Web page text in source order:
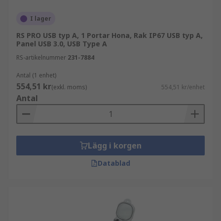
Typiska användningsområden är:
Datorer och kringutrustning
Inbyggda system och styrkort
Mät- och testutrustning
Laddning och strömförsörjning av
elektronik
Olika typer av USB-kontakter
USB-kontakter finns i flera utföranden beroende
på standard, formfaktor och monteringssätt.
I lager
RS PRO USB typ A, 1 Portar Hona, Rak IP67 USB typ A,
Panel USB 3.0, USB Type A
RS-artikelnummer 231-7884
Antal (1 enhet)
554,51 kr(exkl. moms) 554,51 kr/enhet
Antal
Lägg i korgen
Datablad